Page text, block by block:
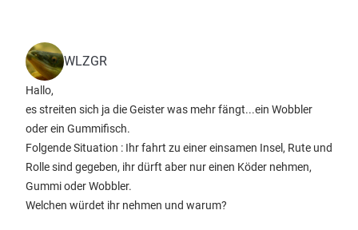
WLZGR
Hallo,
es streiten sich ja die Geister was mehr fängt...ein Wobbler
oder ein Gummifisch.
Folgende Situation : Ihr fahrt zu einer einsamen Insel, Rute und
Rolle sind gegeben, ihr dürft aber nur einen Köder nehmen,
Gummi oder Wobbler.
Welchen würdet ihr nehmen und warum?